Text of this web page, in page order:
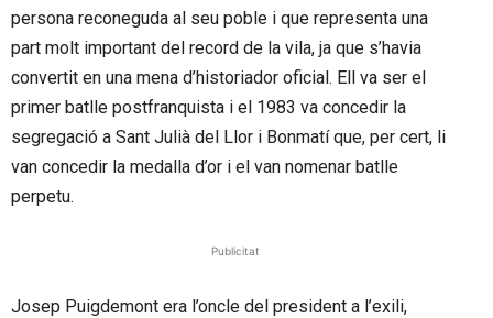
persona reconeguda al seu poble i que representa una
part molt important del record de la vila, ja que s’havia
convertit en una mena d’historiador oficial. Ell va ser el
primer batlle postfranquista i el 1983 va concedir la
segregació a Sant Julià del Llor i Bonmatí que, per cert, li
van concedir la medalla d’or i el van nomenar batlle
perpetu.
Publicitat
Josep Puigdemont era l’oncle del president a l’exili,